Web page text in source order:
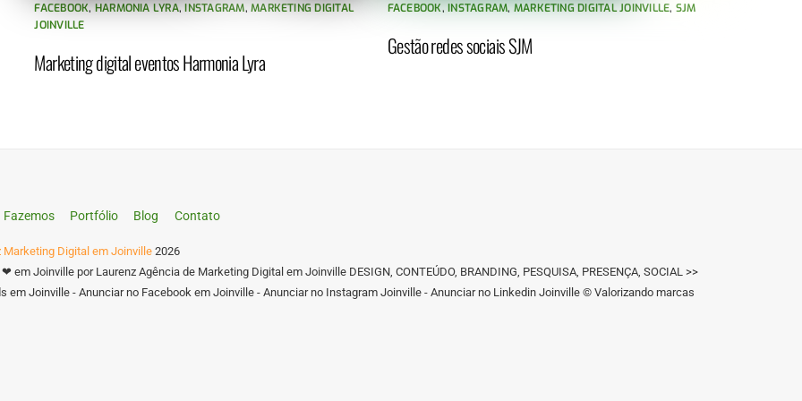
FACEBOOK,HARMONIA LYRA,INSTAGRAM,MARKETING DIGITAL
JOINVILLE
Marketing digital eventos Harmonia Lyra
FACEBOOK,INSTAGRAM,MARKETING DIGITAL JOINVILLE, SJM
Gestão redes sociais SJM
Fazemos Portfólio Blog Contato
Marketing Digital em Joinville 2026
em Joinville por Laurenz Agência de Marketing Digital em Joinville DESIGN, CONTEÚDO, BRANDING, PESQUISA, PRESENÇA, SOCIAL >>
em Joinville - Anunciar no Facebook em Joinville - Anunciar no Instagram Joinville - Anunciar no Linkedin Joinville © Valorizando marcas